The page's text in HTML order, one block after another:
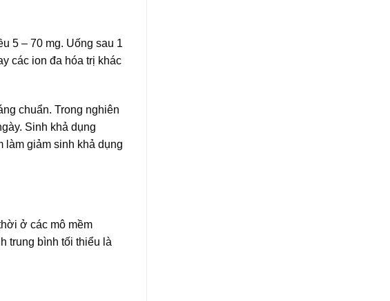
5 – 70 mg. Uống sau 1
các ion đa hóa trị khác
chuẩn. Trong nghiên
Sinh khả dụng
làm giảm sinh khả dụng
ở các mô mềm
trung bình tối thiểu là